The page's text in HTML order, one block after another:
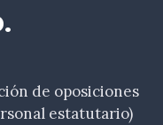
.
de oposiciones
estatutario)